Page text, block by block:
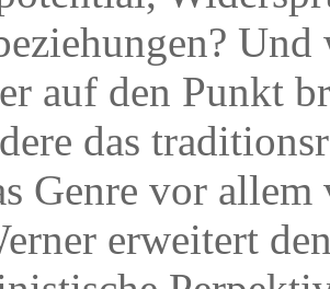
auf den Punkt
das
Genre vor
erweitert